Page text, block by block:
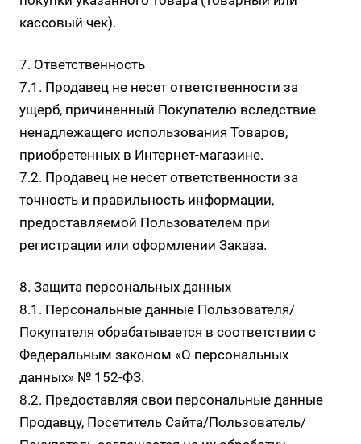
кассовый чек).
7. Ответственность
7.1. Продавец не несет ответственности за
ущерб, причиненный Покупателю вследствие
ненадлежащего использования Товаров,
приобретенных в Интернет-магазине.
7.2. Продавец не несет ответственности за
точность и правильность информации,
предоставляемой Пользователем при
регистрации или оформлении Заказа.
8. Защита персональных данных
8.1. Персональные данные Пользователя/
Покупателя обрабатывается в соответствии с
Федеральным законом «О персональных
данных» № 152-ФЗ.
8.2. Предоставляя свои персональные данные
Продавцу, Посетитель Сайта/Пользователь/